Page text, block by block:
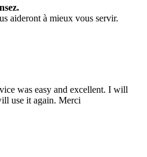
aideront à mieux vous servir.
was easy and excellent. I will
use it again. Merci